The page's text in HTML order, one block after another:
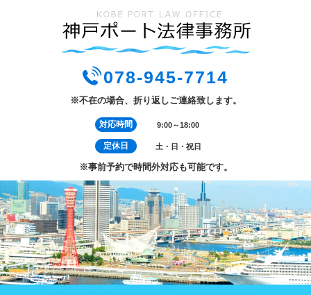
078-945-7714
※不在の場合、折り返しご連絡致します。
対応時間 9:00～18:00
定休日 土・日・祝日
※事前予約で時間外対応も可能です。